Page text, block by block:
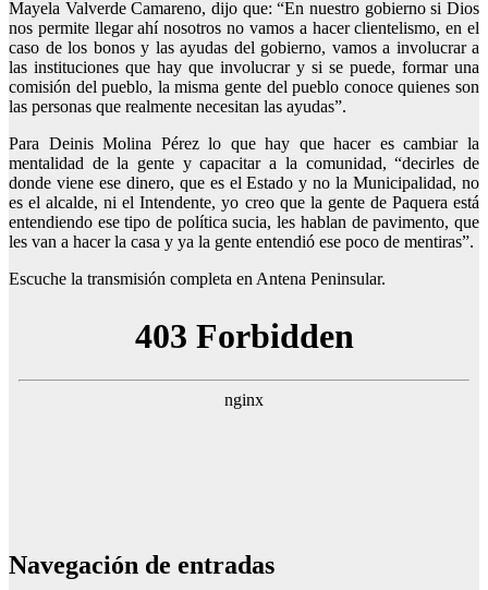
Mayela Valverde Camareno, dijo que: “En nuestro gobierno si Dios
nos permite llegar ahí nosotros no vamos a hacer clientelismo, en el
caso de los bonos y las ayudas del gobierno, vamos a involucrar a
las instituciones que hay que involucrar y si se puede, formar una
comisión del pueblo, la misma gente del pueblo conoce quienes son
las personas que realmente necesitan las ayudas”.
Para Deinis Molina Pérez lo que hay que hacer es cambiar la
mentalidad de la gente y capacitar a la comunidad, “decirles de
donde viene ese dinero, que es el Estado y no la Municipalidad, no
es el alcalde, ni el Intendente, yo creo que la gente de Paquera está
entendiendo ese tipo de política sucia, les hablan de pavimento, que
les van a hacer la casa y ya la gente entendió ese poco de mentiras”.
Escuche la transmisión completa en Antena Peninsular.
Navegación de entradas